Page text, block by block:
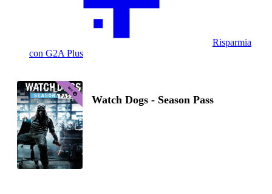
Risparmia
con G2A Plus
Watch Dogs - Season Pass